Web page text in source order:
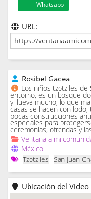
Whatsapp
URL:
Rosibel Gadea
Los niños tzotziles de
entorno, es un bosque
y llueve mucho, lo que
casas se hacen con lodo,
pocas construcciones
especiales para
ceremonias, ofrendas y
Ventana a mi
México
Tzotziles
San Juan
Ubicación del Video